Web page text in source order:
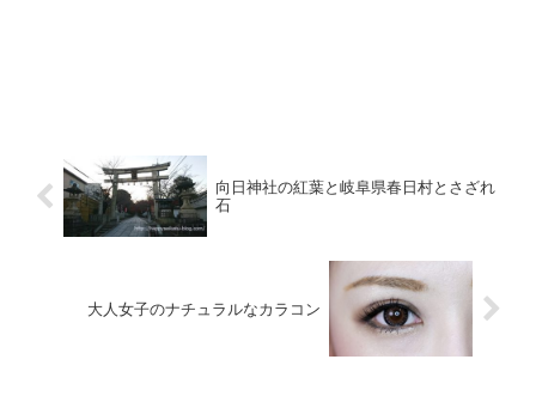
向日神社の紅葉と岐阜県春日村とさざれ
石
大人女子のナチュラルなカラコン